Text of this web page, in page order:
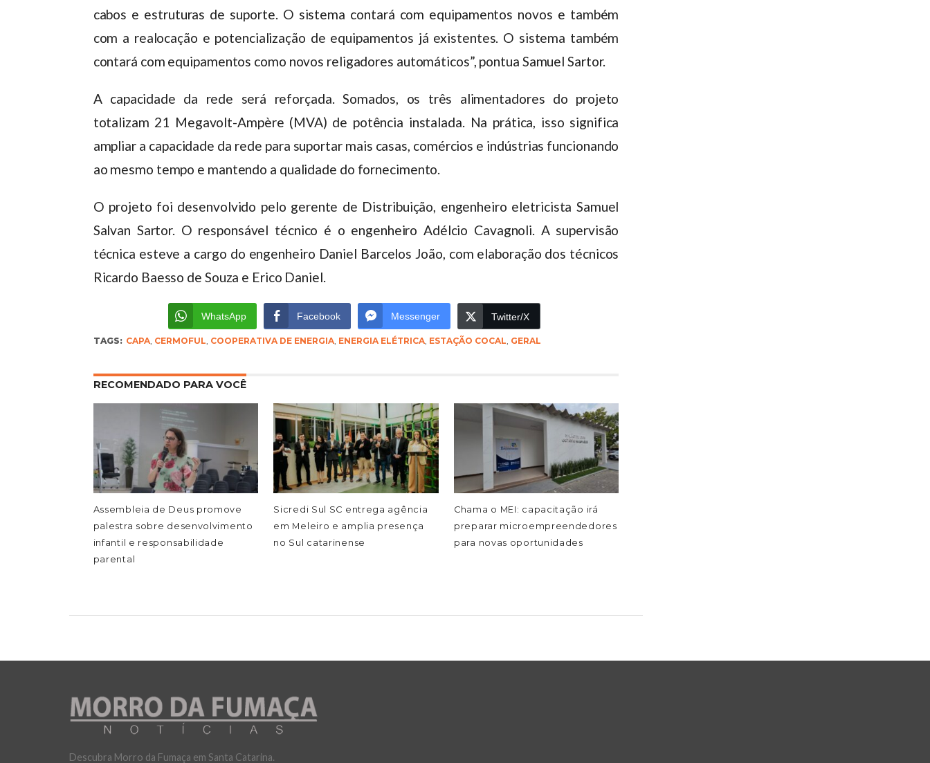
cabos e estruturas de suporte. O sistema contará com equipamentos novos e também
com a realocação e potencialização de equipamentos já existentes. O sistema também
contará com equipamentos como novos religadores automáticos”, pontua Samuel Sartor.
A capacidade da rede será reforçada. Somados, os três alimentadores do projeto
totalizam 21 Megavolt-Ampère (MVA) de potência instalada. Na prática, isso significa
ampliar a capacidade da rede para suportar mais casas, comércios e indústrias funcionando
ao mesmo tempo e mantendo a qualidade do fornecimento.
O projeto foi desenvolvido pelo gerente de Distribuição, engenheiro eletricista Samuel
Salvan Sartor. O responsável técnico é o engenheiro Adélcio Cavagnoli. A supervisão
técnica esteve a cargo do engenheiro Daniel Barcelos João, com elaboração dos técnicos
Ricardo Baesso de Souza e Erico Daniel.
WhatsApp Facebook Messenger Twitter/X
TAGS: CAPA, CERMOFUL, COOPERATIVA DE ENERGIA, ENERGIA ELÉTRICA, ESTAÇÃO COCAL, GERAL
RECOMENDADO PARA VOCÊ
Assembleia de Deus promove
palestra sobre desenvolvimento
infantil e responsabilidade
parental
Sicredi Sul SC entrega agência
em Meleiro e amplia presença
no Sul catarinense
Chama o MEI: capacitação irá
preparar microempreendedores
para novas oportunidades
Descubra Morro da Fumaça em Santa Catarina.